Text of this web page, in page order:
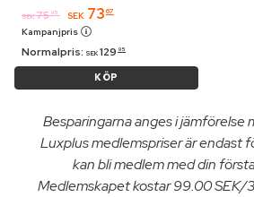
SEK 75 95 SEK 73 67
Kampanjpris
Normalpris: SEK 129 95
KÖP
Besparingarna anges i jämförelse
Luxplus medlemspriser är endast
kan bli medlem med din
Medlemskapet kostar 99.00 SEK/